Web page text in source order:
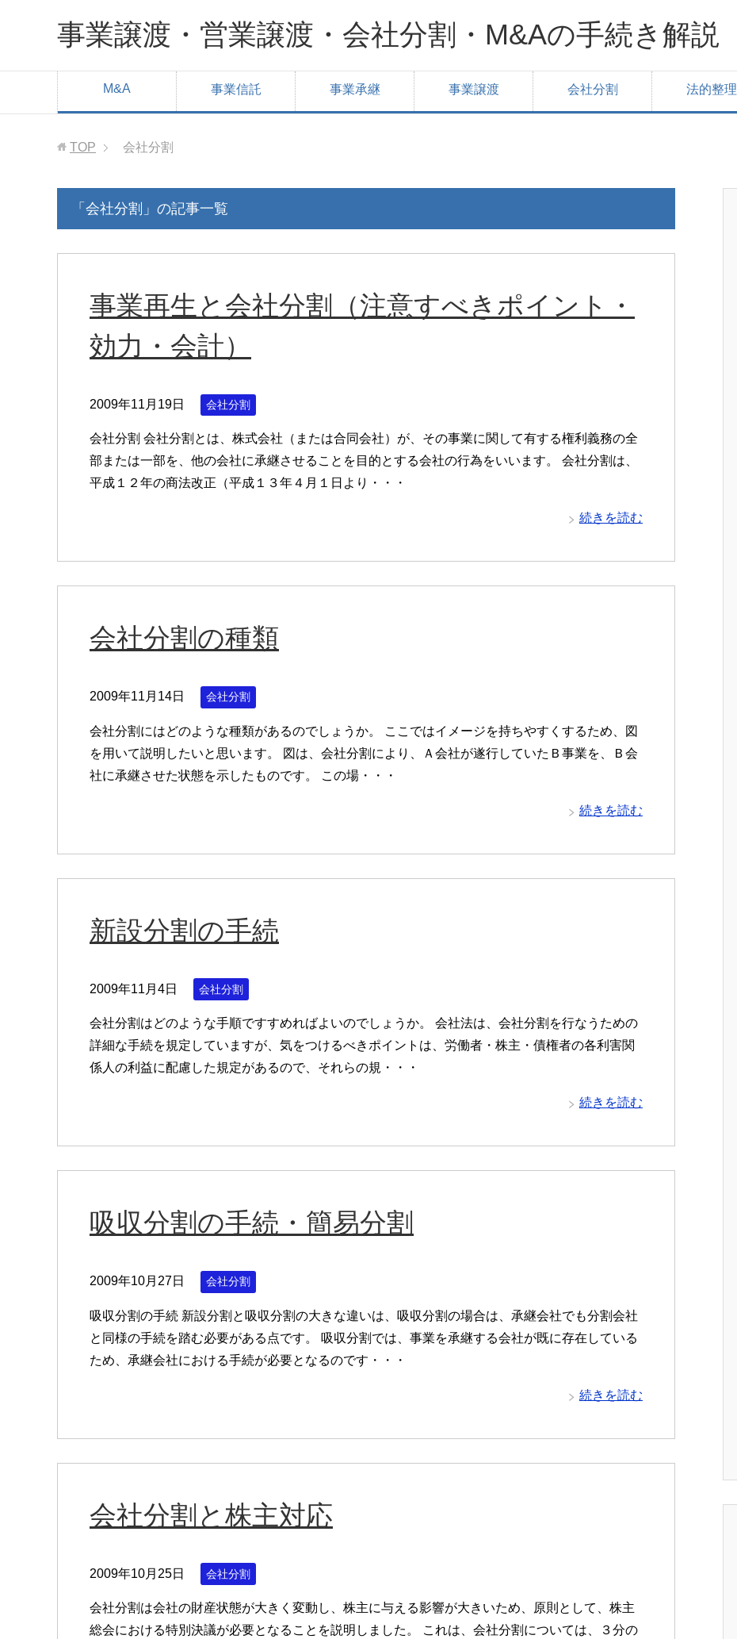
事業譲渡・営業譲渡・会社分割・M&Aの手続き解説
M&A 事業信託 事業承継 事業譲渡 会社分割 法的整理
TOP 会社分割
「会社分割」の記事一覧
事業再生と会社分割（注意すべきポイント・
効力・会計）
2009年11月19日 会社分割
会社分割 会社分割とは、株式会社（または合同会社）が、その事業に関して有する権利義務の全
部または一部を、他の会社に承継させることを目的とする会社の行為をいいます。 会社分割は、
平成１２年の商法改正（平成１３年４月１日より・・・
続きを読む
会社分割の種類
2009年11月14日 会社分割
会社分割にはどのような種類があるのでしょうか。 ここではイメージを持ちやすくするため、図
を用いて説明したいと思います。 図は、会社分割により、Ａ会社が遂行していたＢ事業を、Ｂ会
社に承継させた状態を示したものです。 この場・・・
続きを読む
新設分割の手続
2009年11月4日 会社分割
会社分割はどのような手順ですすめればよいのでしょうか。 会社法は、会社分割を行なうための
詳細な手続を規定していますが、気をつけるべきポイントは、労働者・株主・債権者の各利害関
係人の利益に配慮した規定があるので、それらの規・・・
続きを読む
吸収分割の手続・簡易分割
2009年10月27日 会社分割
吸収分割の手続 新設分割と吸収分割の大きな違いは、吸収分割の場合は、承継会社でも分割会社
と同様の手続を踏む必要がある点です。 吸収分割では、事業を承継する会社が既に存在している
ため、承継会社における手続が必要となるのです・・・
続きを読む
会社分割と株主対応
2009年10月25日 会社分割
会社分割は会社の財産状態が大きく変動し、株主に与える影響が大きいため、原則として、株主
総会における特別決議が必要となることを説明しました。 これは、会社分割については、３分の